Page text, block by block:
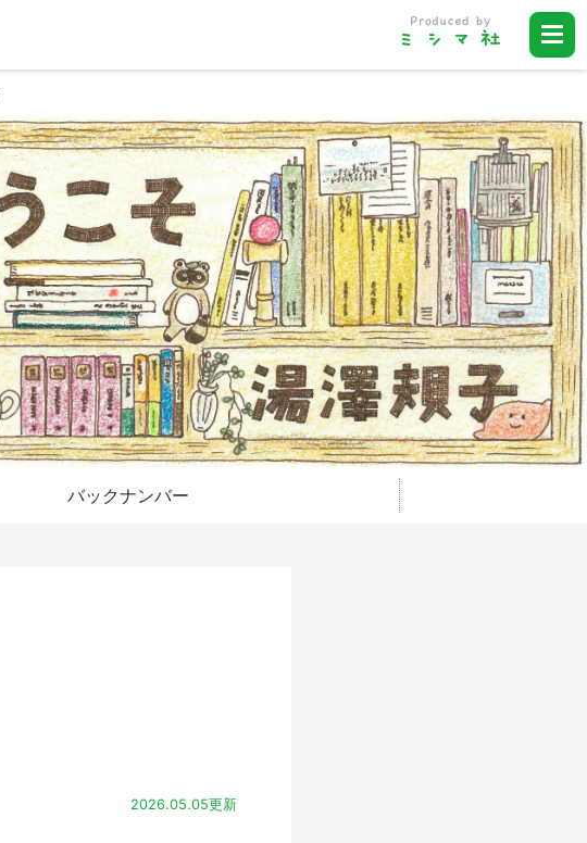
バックナンバー
2026.05.05更新